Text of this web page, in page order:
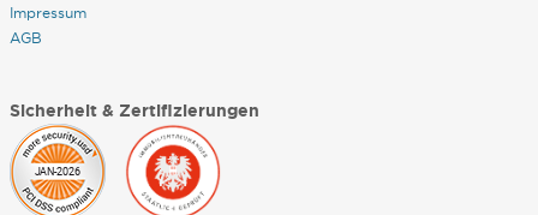
Impressum
AGB
Sicherheit & Zertifizierungen